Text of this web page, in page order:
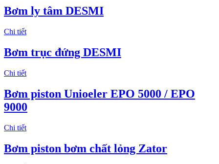
Bơm ly tâm DESMI
Chi tiết
Bơm trục đứng DESMI
Chi tiết
Bơm piston Unioeler EPO 5000 / EPO
9000
Chi tiết
Bơm piston bơm chất lỏng Zator